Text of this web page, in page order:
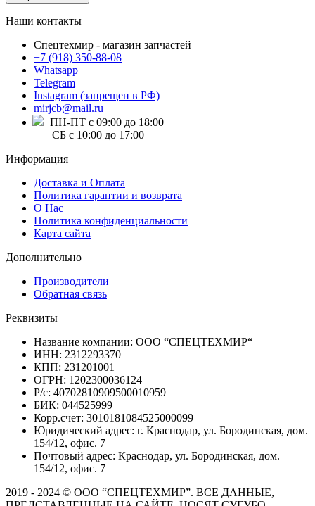
Наши контакты
Спецтехмир - магазин запчастей
+7 (918) 350-88-08
Whatsapp
Telegram
Instagram (запрещен в РФ)
mirjcb@mail.ru
ПН-ПТ с 09:00 до 18:00
СБ с 10:00 до 17:00
Информация
Доставка и Оплата
Политика гарантии и возврата
О Нас
Политика конфиденциальности
Карта сайта
Дополнительно
Производители
Обратная связь
Реквизиты
Название компании: ООО “СПЕЦТЕХМИР“
ИНН: 2312293370
КПП: 231201001
ОГРН: 1202300036124
Р/с: 40702810909500010959
БИК: 044525999
Корр.счет: 3010181084525000099
Юридический адрес: г. Краснодар, ул. Бородинская, дом.
154/12, офис. 7
Почтовый адрес: Краснодар, ул. Бородинская, дом.
154/12, офис. 7
2019 - 2024 © ООО “СПЕЦТЕХМИР”. ВСЕ ДАННЫЕ,